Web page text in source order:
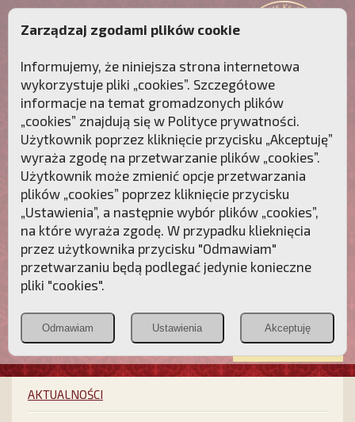
Przebudźmy sumienia Polaków!
Polonia
Christiana
PCh24.pl
Przymierze
POZNAJ APOSTOLAT FATIMY WESPRZYJ
NAS
AKTUALNOŚCI
Zarządzaj zgodami plików cookie
Informujemy, że niniejsza strona internetowa
wykorzystuje pliki „cookies”. Szczegółowe
informacje na temat gromadzonych plików
„cookies” znajdują się w Polityce prywatności.
Użytkownik poprzez kliknięcie przycisku „Akceptuję”
wyraża zgodę na przetwarzanie plików „cookies”.
Użytkownik może zmienić opcje przetwarzania
plików „cookies” poprzez kliknięcie przycisku
„Ustawienia”, a następnie wybór plików „cookies”,
na które wyraża zgodę. W przypadku klieknięcia
przez użytkownika przycisku "Odmawiam"
przetwarzaniu będą podlegać jedynie konieczne
pliki "cookies".
Odmawiam Ustawienia Akceptuję